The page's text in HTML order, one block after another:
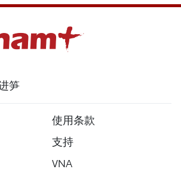
笋
使用条款
支持
VNA